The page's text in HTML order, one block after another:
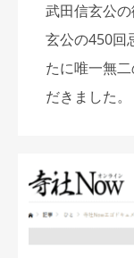
武田信玄公
玄公の450回
たに唯一無
だきました